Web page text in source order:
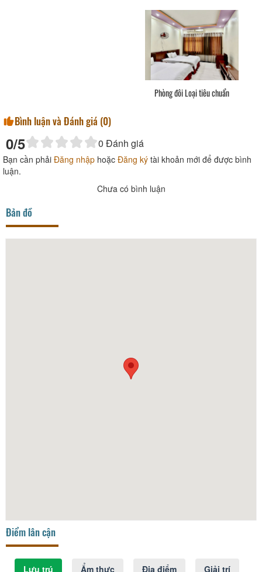
Phòng đôi Loại tiêu chuẩn
Bình luận và Đánh giá (0)
0/5 0 Đánh giá
Bạn cần phải Đăng nhập hoặc Đăng ký tài khoản mới để được bình
luận.
Chưa có bình luận
Bản đồ
Điểm lân cận
Lưu trú Ẩm thực Địa điểm Giải trí